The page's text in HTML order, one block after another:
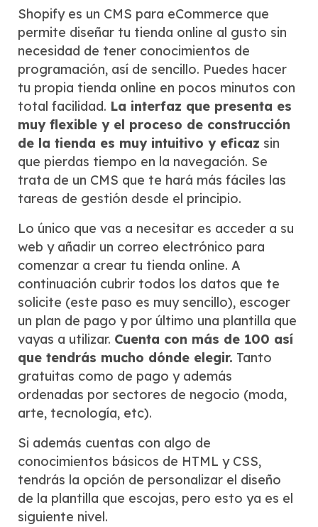
Shopify es un CMS para eCommerce que
permite diseñar tu tienda online al gusto sin
necesidad de tener conocimientos de
programación, así de sencillo. Puedes hacer
tu propia tienda online en pocos minutos con
total facilidad. La interfaz que presenta es
muy flexible y el proceso de construcción
de la tienda es muy intuitivo y eficaz sin
que pierdas tiempo en la navegación. Se
trata de un CMS que te hará más fáciles las
tareas de gestión desde el principio.
Lo único que vas a necesitar es acceder a su
web y añadir un correo electrónico para
comenzar a crear tu tienda online. A
continuación cubrir todos los datos que te
solicite (este paso es muy sencillo), escoger
un plan de pago y por último una plantilla que
vayas a utilizar. Cuenta con más de 100 así
que tendrás mucho dónde elegir. Tanto
gratuitas como de pago y además
ordenadas por sectores de negocio (moda,
arte, tecnología, etc).
Si además cuentas con algo de
conocimientos básicos de HTML y CSS,
tendrás la opción de personalizar el diseño
de la plantilla que escojas, pero esto ya es el
siguiente nivel.